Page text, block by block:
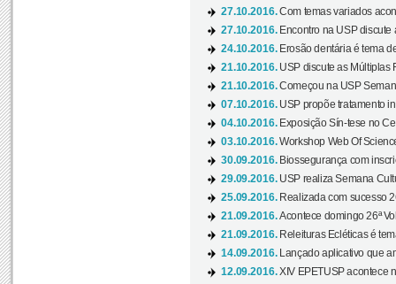
27.10.2016.Com temas variados
27.10.2016. Encontro na USP discute
24.10.2016. Erosão dentária é tema
21.10.2016. USP discute as Múltiplas
21.10.2016.Começou na USP
07.10.2016. USP propõe tratamento
04.10.2016. Exposição Sín-tese no
03.10.2016.Workshop Web Of
30.09.2016. Biossegurança com
29.09.2016. USP realiza Semana
25.09.2016. Realizada com sucesso
21.09.2016.Acontece domingo 26ª
21.09.2016. Releituras Ecléticas é
14.09.2016.
Lançado aplicativo que
12.09.2016.XIV EPETUSP acontece